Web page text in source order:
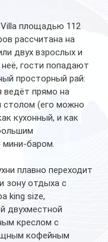
площадью 112
рассчитана на
двух взрослых и
гости попадают
просторный рай:
ведёт прямо на
(его можно
кухонный, и как
баром.
плавно переходит
зону отдыха с
king size,
двухместной
креслом с
кофейным